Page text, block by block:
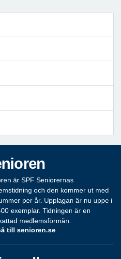
är SPF Seniorernas
och den kommer ut med
per år. Upplagan är nu uppe i
exemplar. Tidningen är en
medlemsförmån.
till senioren.se